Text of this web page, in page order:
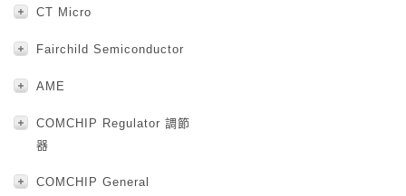
CT Micro
Fairchild Semiconductor
AME
COMCHIP Regulator 調節
器
COMCHIP General